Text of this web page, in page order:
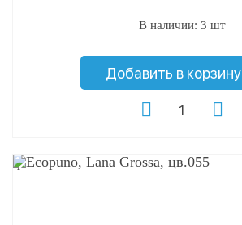
В наличии: 3 шт
Добавить в корзину
q